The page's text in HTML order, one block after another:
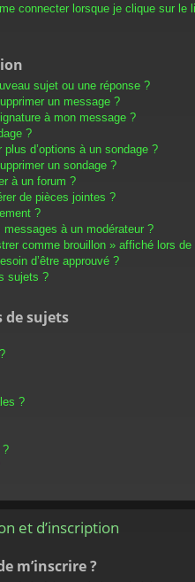
connecter lorsque je clique sur le
sujet ou une réponse ?
un message ?
à mon message ?
?
d’options à un sondage ?
un sondage ?
à un forum ?
de pièces jointes ?
?
à un modérateur ?
comme brouillon » affiché lors de
d’être approuvé ?
sujets ?
de sujets
?
?
et d’inscription
m’inscrire ?